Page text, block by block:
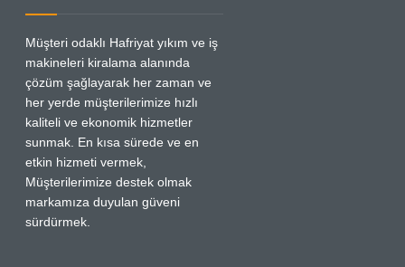
Müşteri odaklı Hafriyat yıkım ve iş
makineleri kiralama alanında
çözüm şağlayarak her zaman ve
her yerde müşterilerimize hızlı
kaliteli ve ekonomik hizmetler
sunmak. En kısa sürede ve en
etkin hizmeti vermek,
Müşterilerimize destek olmak
markamıza duyulan güveni
sürdürmek.